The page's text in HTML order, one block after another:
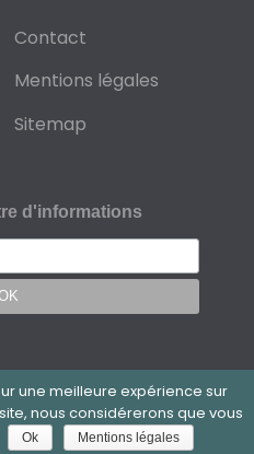
Contact
Mentions légales
Sitemap
d'informations
une meilleure expérience sur
nous considérerons que vous
Ok Mentions légales